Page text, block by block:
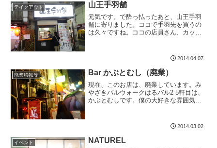
テイクアウト 山王手羽舗
元気です。で酔っ払ったあと、山王手羽
舗に寄りました。ココで手羽先を買うの
は久々ですね。ココの店員さん、カッコ
って、値段は全然覚えていませんが、味
2014.04.07
廃業移転等 Bar かぶとむし（廃業）
現在、このお店は、廃業しています。み
やざきバルウォークはるバル2 5軒目は、
かぶとむしです。僕の大好きな雰囲気の
バーガーが旨くて、コスパ高いお店です
2014.03.02
イベント NATUREL